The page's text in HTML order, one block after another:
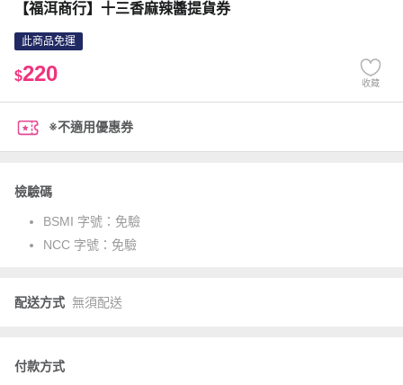
【福洱商行】十三香麻辣醬提貨券
此商品免運
$220 收藏
※不適用優惠券
檢驗碼
BSMI 字號： 免驗
NCC 字號： 免驗
配送方式 無須配送
付款方式